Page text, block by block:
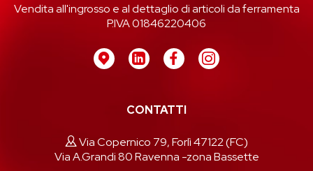
Vendita all'ingrosso e al dettaglio di articoli da ferramenta
P.IVA 01846220406
CONTATTI
Via Copernico 79, Forlì 47122 (FC)
Via A.Grandi 80 Ravenna -zona Bassette